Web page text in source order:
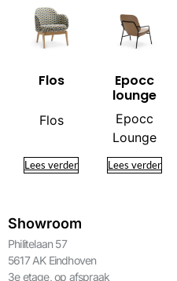
Flos
Flos
Lees verder
Epocc
lounge
Epocc
Lounge
Lees verder
Showroom
Philitelaan 57
5617 AK Eindhoven
3e etage, op afspraak